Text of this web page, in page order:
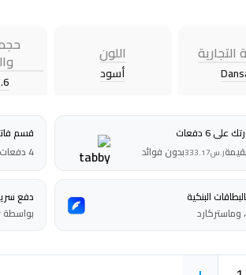
التجارية اللون
أسود
6 دفعات
ر.س333.17بدون فوائد
قسم
4 دفعات بقيمة
البنكية
وماستركارد
دفع
بواسطة Apple Pay